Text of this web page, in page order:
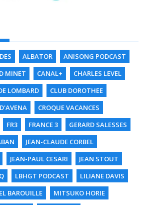
ALBATOR
ANISONG PODCAST
MINET CANAL+
CHARLES LEVEL
LOMBARD
CLUB DOROTHEE
CROQUE VACANCES
FR3 FRANCE 3
GERARD SALESSES
JEAN-CLAUDE CORBEL
JEAN-PAUL CESARI
JEAN STOUT
LBHGT PODCAST
LILIANE DAVIS
BAROUILLE
MITSUKO HORIE